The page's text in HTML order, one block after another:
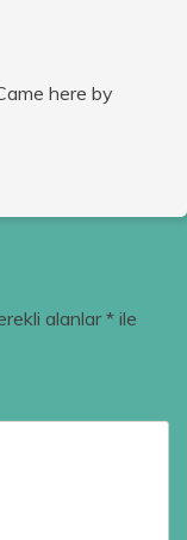
here by
alanlar* ile